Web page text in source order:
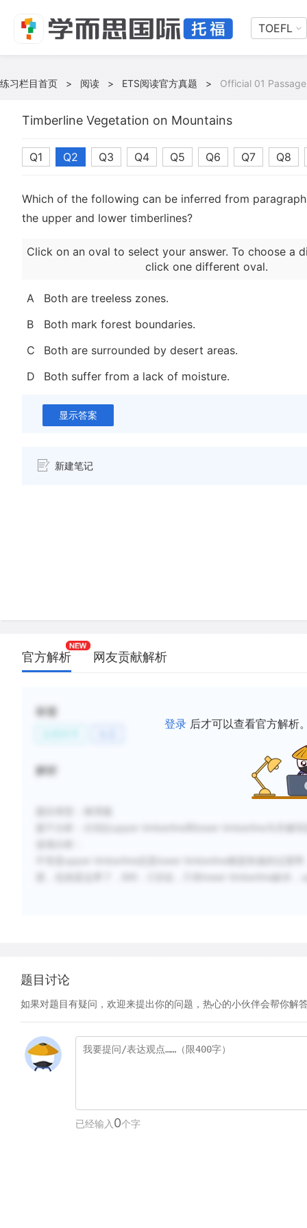
TOEFL
练习栏目首页 > 阅读 > ETS阅读官方真题 > Official 01
Timberline Vegetation on Mountains
Q1 Q2 Q3 Q4 Q5 Q6 Q7 Q8
Which of the following can be inferred from
the upper and lower timberlines?
Click on an oval to select your answer. To choose a
click one different oval.
A
Both are treeless zones.
B
Both mark forest boundaries.
C
Both are surrounded by desert areas.
D
Both suffer from a lack of moisture.
显示答案
新建笔记
官方解析 网友贡献解析
登录 后才可以查看官方解析
标签
解析
题目讨论
如果对题目有疑问，欢迎来提出你的问题，热心的小伙伴会帮你解
已经输入 0个字